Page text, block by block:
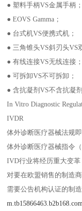
● 塑料手柄VS金属手柄；
● EOVS Gamma；
● 台式机VS便携式机；
● 三角锥头VS斜刃头VS
● 有线连接VS无线连接；
● 可拆卸VS不可拆卸；
● 含抗凝剂VS不含抗凝剂
In Vitro Diagnostic
IVDR
体外诊断医疗器械法规即
体外诊断医疗器械指令（
IVD行业将经历重大变革
对要在欧盟销售的制造
需要公告机构认证的制
m.tb15866463.b2b168.com